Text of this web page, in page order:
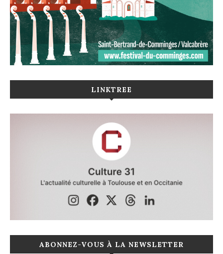
LINKTREE
ABONNEZ-VOUS À LA NEWSLETTER